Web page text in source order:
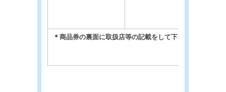
＊商品券の裏面に取扱店等の記載をして下さい。